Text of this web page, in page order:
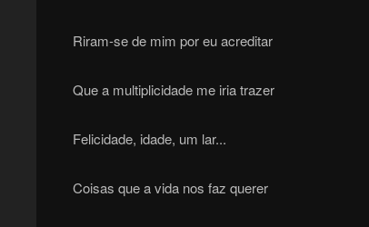
Riram-se de mim por eu acreditar
Que a multiplicidade me iria trazer
Felicidade, idade, um lar...
Coisas que a vida nos faz querer